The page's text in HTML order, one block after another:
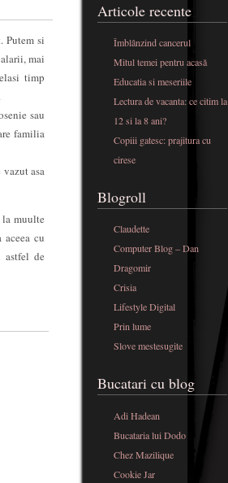
Putem si
mai
timp
sau
familia
asa
muulte
cu
astfel de
Articole recente
Îmblânzind cancerul
Mitul temei pentru acasă
Educatia si meseriile
Lectura de vacanta: ce citim la
12 si la 8 ani?
Copiii gatesc: prajitura cu
cirese
Blogroll
Claudette
Computer Blog – Dan
Dragomir
Crisia
Lifestyle Digital
Prin lume
Slove mestesugite
Bucatari cu blog
Adi Hadean
Bucataria lui Dodo
Chez Mazilique
Cookie Jar